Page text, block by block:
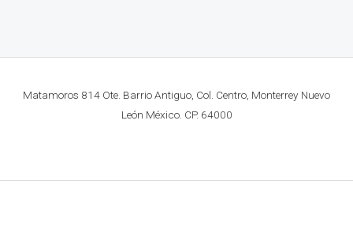
Matamoros 814 Ote. Barrio Antiguo, Col. Centro, Monterrey Nuevo
León México. CP. 64000